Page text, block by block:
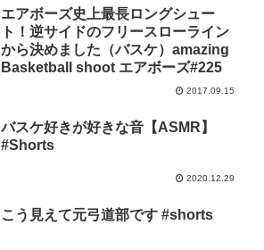
エアボーズ史上最長ロングシュー
ト！逆サイドのフリースローライン
から決めました（バスケ）amazing
Basketball shoot エアボーズ#225
2017.09.15
バスケ好きが好きな音【ASMR】
#Shorts
2020.12.29
こう見えて元弓道部です #shorts